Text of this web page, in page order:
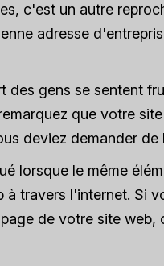
c'est un autre
adresse
des gens se sentent
que votre
deviez demander
lorsque le même
travers l'internet. Si
de votre site web,